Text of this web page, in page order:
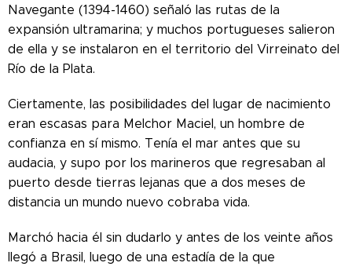
Navegante (1394-1460) señaló las rutas de la
expansión ultramarina; y muchos portugueses salieron
de ella y se instalaron en el territorio del Virreinato del
Río de la Plata.
Ciertamente, las posibilidades del lugar de nacimiento
eran escasas para Melchor Maciel, un hombre de
confianza en sí mismo. Tenía el mar antes que su
audacia, y supo por los marineros que regresaban al
puerto desde tierras lejanas que a dos meses de
distancia un mundo nuevo cobraba vida.
Marchó hacia él sin dudarlo y antes de los veinte años
llegó a Brasil, luego de una estadía de la que